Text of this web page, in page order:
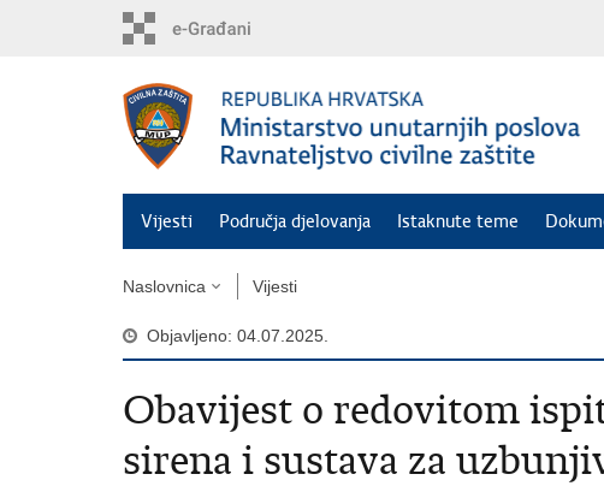
Vijesti Područja djelovanja Istaknute teme
Naslovnica Vijesti
Objavljeno: 04.07.2025.
Obavijest o redovitom
sirena i sustava za